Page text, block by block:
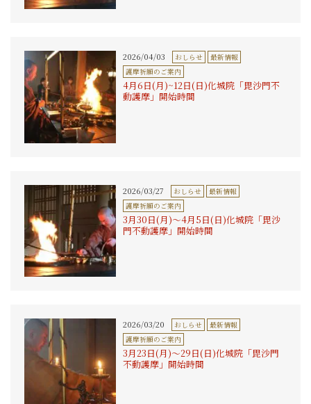
2026/04/03 おしらせ
最新情報
護摩祈願のご案内
4月6日(月)~12日(日)化城院「毘沙門不
動護摩」開始時間
2026/03/27 おしらせ
最新情報
護摩祈願のご案内
3月30日(月)〜4月5日(日)化城院「毘沙
門不動護摩」開始時間
2026/03/20 おしらせ
最新情報
護摩祈願のご案内
3月23日(月)〜29日(日)化城院「毘沙門
不動護摩」開始時間